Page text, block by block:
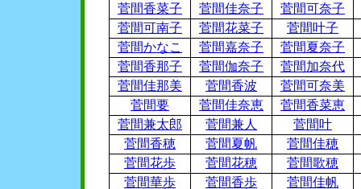
菅間香菜子
菅間佳奈子
菅間可奈子
菅間可南子
菅間花菜子
菅間叶子
菅間かなこ
菅間嘉奈子
菅間夏奈子
菅間香那子
菅間伽奈子
菅間加奈代
菅間佳那美
菅間香波
菅間可奈美
菅間要
菅間佳奈恵
菅間香菜恵
菅間兼太郎
菅間兼人
菅間叶
菅間香穂
菅間夏帆
菅間佳穂
菅間花歩
菅間花穂
菅間歌穂
菅間華歩
菅間香歩
菅間佳帆